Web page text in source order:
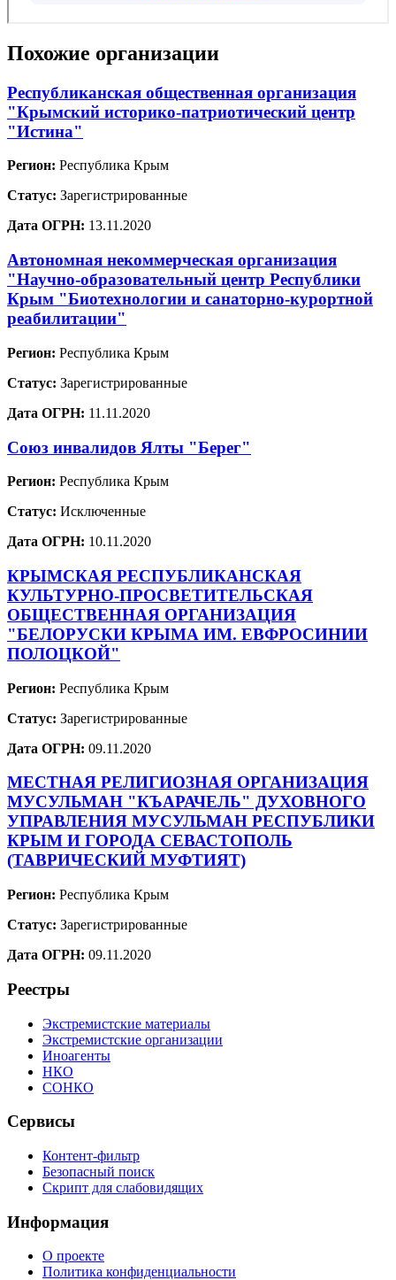
Похожие организации
Республиканская общественная организация
"Крымский историко-патриотический центр
"Истина"
Регион: Республика Крым
Статус: Зарегистрированные
Дата ОГРН: 13.11.2020
Автономная некоммерческая организация
"Научно-образовательный центр Республики
Крым "Биотехнологии и санаторно-курортной
реабилитации"
Регион: Республика Крым
Статус: Зарегистрированные
Дата ОГРН: 11.11.2020
Союз инвалидов Ялты "Берег"
Регион: Республика Крым
Статус: Исключенные
Дата ОГРН: 10.11.2020
КРЫМСКАЯ РЕСПУБЛИКАНСКАЯ
КУЛЬТУРНО-ПРОСВЕТИТЕЛЬСКАЯ
ОБЩЕСТВЕННАЯ ОРГАНИЗАЦИЯ
"БЕЛОРУСКИ КРЫМА ИМ. ЕВФРОСИНИИ
ПОЛОЦКОЙ"
Регион: Республика Крым
Статус: Зарегистрированные
Дата ОГРН: 09.11.2020
МЕСТНАЯ РЕЛИГИОЗНАЯ ОРГАНИЗАЦИЯ
МУСУЛЬМАН "КЪАРАЧЕЛЬ" ДУХОВНОГО
УПРАВЛЕНИЯ МУСУЛЬМАН РЕСПУБЛИКИ
КРЫМ И ГОРОДА СЕВАСТОПОЛЬ
(ТАВРИЧЕСКИЙ МУФТИЯТ)
Регион: Республика Крым
Статус: Зарегистрированные
Дата ОГРН: 09.11.2020
Реестры
Экстремистские материалы
Экстремистские организации
Иноагенты
НКО
СОНКО
Сервисы
Контент-фильтр
Безопасный поиск
Скрипт для слабовидящих
Информация
О проекте
Политика конфиденциальности